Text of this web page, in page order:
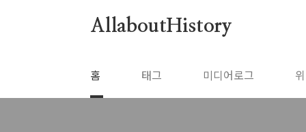
AllaboutHistory
홈 태그 미디어로그